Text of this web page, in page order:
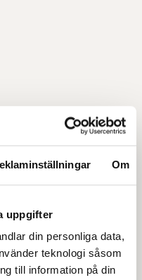
Om
uppgifter
din personliga data,
teknologi såsom
till information på din